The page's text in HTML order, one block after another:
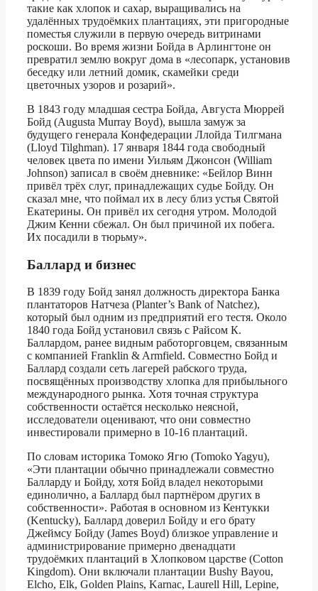
такие как хлопок и сахар, выращивались на
удалённых трудоёмких плантациях, эти пригородные
поместья служили в первую очередь витринами
роскоши. Во время жизни Бойда в Арлингтоне он
превратил землю вокруг дома в «лесопарк, установив
беседку или летний домик, скамейки среди
цветочных узоров и розарий».
В 1843 году младшая сестра Бойда, Августа Мюррей
Бойд (Augusta Murray Boyd), вышла замуж за
будущего генерала Конфедерации Ллойда Тилгмана
(Lloyd Tilghman). 17 января 1844 года свободный
человек цвета по имени Уильям Джонсон (William
Johnson) записал в своём дневнике: «Бейлор Винн
привёл трёх слуг, принадлежащих судье Бойду. Он
сказал мне, что поймал их в лесу близ устья Святой
Екатерины. Он привёл их сегодня утром. Молодой
Джим Кенни сбежал. Он был причиной их побега.
Их посадили в тюрьму».
Баллард и бизнес
В 1839 году Бойд занял должность директора Банка
плантаторов Натчеза (Planter’s Bank of Natchez),
который был одним из предприятий его тестя. Около
1840 года Бойд установил связь с Райсом К.
Баллардом, ранее видным работорговцем, связанным
с компанией Franklin & Armfield. Совместно Бойд и
Баллард создали сеть лагерей рабского труда,
посвящённых производству хлопка для прибыльного
международного рынка. Хотя точная структура
собственности остаётся несколько неясной,
исследователи оценивают, что они совместно
инвестировали примерно в 10-16 плантаций.
По словам историка Томоко Ягю (Tomoko Yagyu),
«Эти плантации обычно принадлежали совместно
Балларду и Бойду, хотя Бойд владел некоторыми
единолично, а Баллард был партнёром других в
собственности». Работая в основном из Кентукки
(Kentucky), Баллард доверил Бойду и его брату
Джеймсу Бойду (James Boyd) близкое управление и
администрирование примерно двенадцати
трудоёмких плантаций в Хлопковом царстве (Cotton
Kingdom). Они включали плантации Bushy Bayou,
Elcho, Elk, Golden Plains, Karnac, Laurell Hill, Lepine,